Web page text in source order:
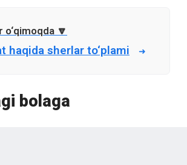
haqida sherlar to‘plami
bolaga